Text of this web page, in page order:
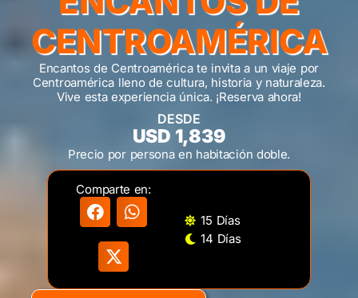
CENTROAMÉRICA
Encantos de Centroamérica te invita a un viaje por
Centroamérica lleno de cultura, historia y naturaleza.
Vive esta experiencia única. ¡Reserva ahora!
DESDE
USD 1,839
Precio por persona en habitación doble.
Comparte en:
15 Días
14 Días